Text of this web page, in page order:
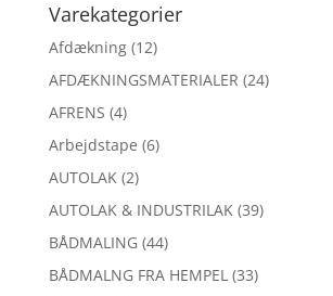
Varekategorier
Afdækning (12)
AFDÆKNINGSMATERIALER (24)
AFRENS (4)
Arbejdstape (6)
AUTOLAK (2)
AUTOLAK & INDUSTRILAK (39)
BÅDMALING (44)
BÅDMALNG FRA HEMPEL (33)